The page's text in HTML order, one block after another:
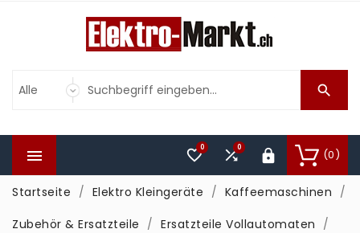

 (0)

0
0
Startseite Elektro Kleingeräte
Kaffeemaschinen
Zubehör & Ersatzteile
Ersatzteile Vollautomaten